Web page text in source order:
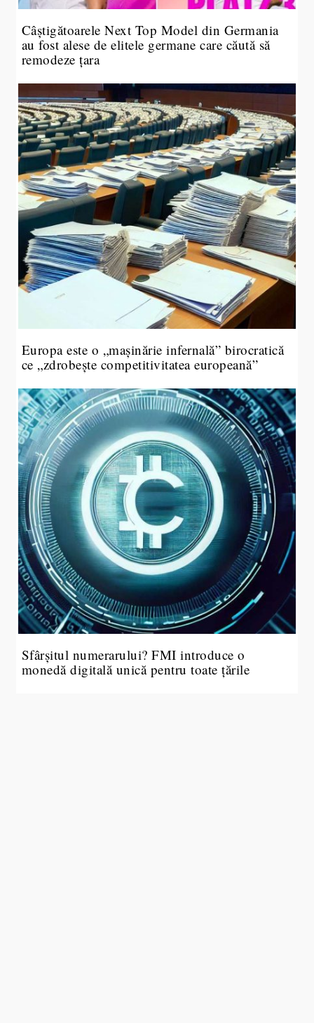
Câștigătoarele Next Top Model din Germania
au fost alese de elitele germane care căută să
remodeze țara
Europa este o „mașinărie infernală” birocratică
ce „zdrobește competitivitatea europeană”
Sfârșitul numerarului? FMI introduce o
monedă digitală unică pentru toate țările